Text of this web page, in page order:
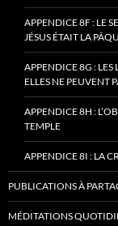
APPENDICE 8F : LE
JÉSUS ÉTAIT LA
APPENDICE 8G :
ELLES NE PEUVENT
APPENDICE 8H :
TEMPLE
APPENDICE 8I : LA
PUBLICATIONS À
MÉDITATIONS